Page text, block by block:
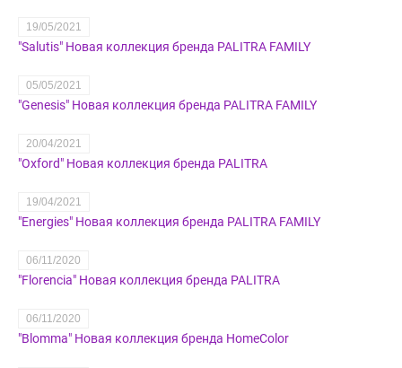
19/05/2021
"Salutis" Новая коллекция бренда PALITRA FAMILY
05/05/2021
"Genesis" Новая коллекция бренда PALITRA FAMILY
20/04/2021
"Oxford" Новая коллекция бренда PALITRA
19/04/2021
"Energies" Новая коллекция бренда PALITRA FAMILY
06/11/2020
"Florencia" Новая коллекция бренда PALITRA
06/11/2020
"Blomma" Новая коллекция бренда HomeColor